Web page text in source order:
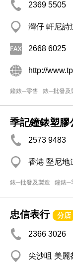
2369 5505
灣仔 軒尼詩
2668 6025
http://
鐘錶─零售 錶─批發及
季記鐘錶塑膠
2573 9483
香港 堅尼地
錶─批發及製造 鐘錶─
忠信表行 分店
2366 3026
尖沙咀 美麗